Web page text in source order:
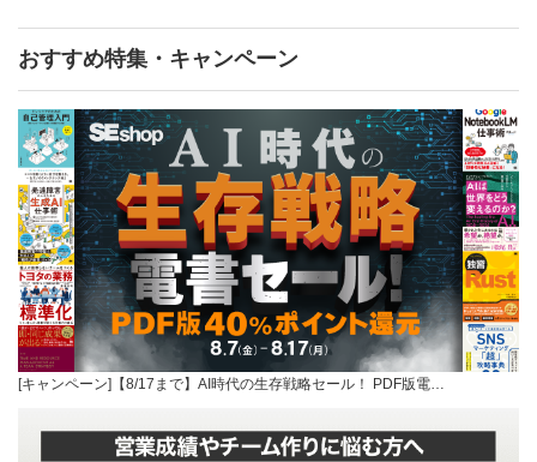
おすすめ特集・キャンペーン
[キャンペーン]【8/17まで】AI時代の生存戦略セール！ PDF版電…